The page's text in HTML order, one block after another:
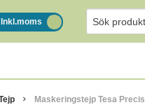
Inkl.moms
Maskeringstejp Tesa